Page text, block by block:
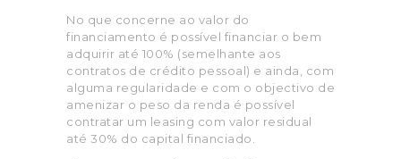
No que concerne ao valor do
financiamento é possível financiar o bem
adquirir até 100% (semelhante aos
contratos de crédito pessoal) e ainda, com
alguma regularidade e com o objectivo de
amenizar o peso da renda é possível
contratar um leasing com valor residual
até 30% do capital financiado.